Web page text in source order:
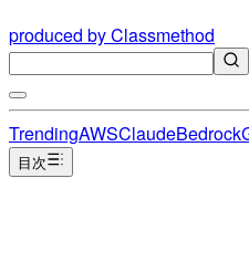
produced by Classmethod
TrendingAWSClaudeBedrock
目次